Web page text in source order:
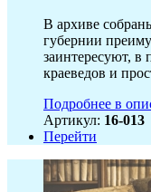
В архиве
губернии
заинтересуют, в
краеведов и
Подробнее в
Артикул: 16-013
Перейти